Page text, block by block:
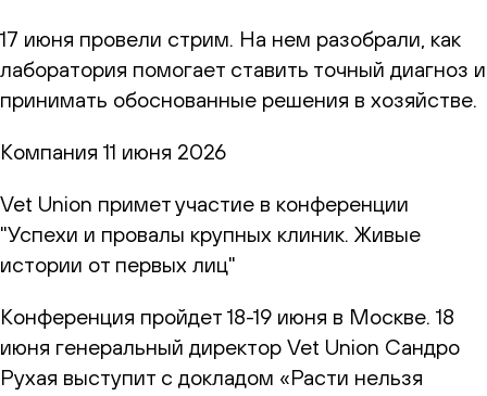
17 июня провели стрим. На нем разобрали, как
лаборатория помогает ставить точный диагноз и
принимать обоснованные решения в хозяйстве.
Компания 11 июня 2026
Vet Union примет участие в конференции
"Успехи и провалы крупных клиник. Живые
истории от первых лиц"
Конференция пройдет 18-19 июня в Москве. 18
июня генеральный директор Vet Union Сандро
Рухая выступит с докладом «Расти нельзя